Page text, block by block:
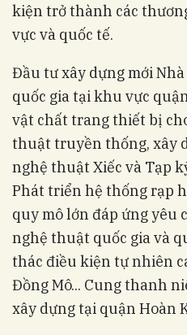
kiện trở thành các
vực và quốc tế.
Đầu tư xây dựng mới
quốc gia tại khu vực
vật chất trang thiết bị
thuật truyền thống, xây
nghệ thuật Xiếc và Tạp
Phát triển hệ thống rạp
quy mô lớn đáp ứng yêu
nghệ thuật quốc gia và
thác điều kiện tự nhiên
Đồng Mô... Cung thanh
xây dựng tại quận Hoàn